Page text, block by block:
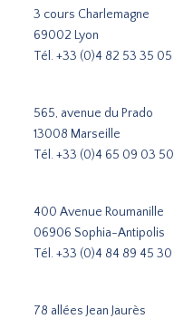
3 cours Charlemagne
69002 Lyon
Tél.+33 (0)4 82 53 35 05
565, avenue du Prado
13008 Marseille
Tél.+33 (0)4 65 09 03 50
400 Avenue Roumanille
06906 Sophia-Antipolis
Tél.+33 (0)4 84 89 45 30
78 allées Jean Jaurès